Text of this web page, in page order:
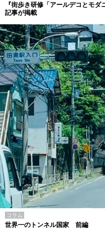
『街歩き研修「アールデコとモ
記事が掲載
コラム
世界一のトンネル国家 前編